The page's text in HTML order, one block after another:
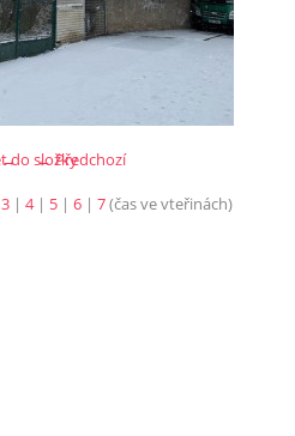
← Předchozí
→do složky
3 | 4| 5 | 6 | 7(čas ve vteřinách)